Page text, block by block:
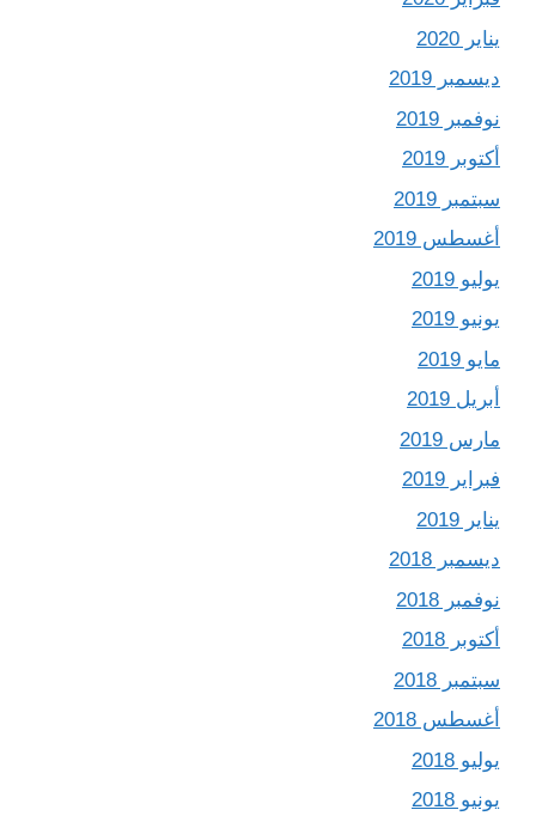
يناير 2020
ديسمبر 2019
نوفمبر 2019
أكتوبر 2019
سبتمبر 2019
أغسطس 2019
يوليو 2019
يونيو 2019
مايو 2019
أبريل 2019
مارس 2019
فبراير 2019
يناير 2019
ديسمبر 2018
نوفمبر 2018
أكتوبر 2018
سبتمبر 2018
أغسطس 2018
يوليو 2018
يونيو 2018